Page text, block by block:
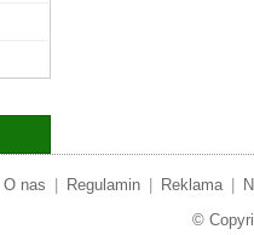
O nas Regulamin Reklama
©